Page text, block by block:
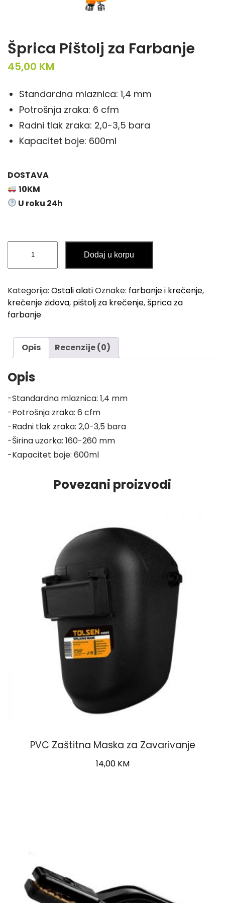
Šprica Pištolj za Farbanje
45,00 KM
Standardna mlaznica: 1,4 mm
Potrošnja zraka: 6 cfm
Radni tlak zraka: 2,0-3,5 bara
Kapacitet boje: 600ml
DOSTAVA
10KM
U roku 24h
za
količina
Dodaj u korpu
Kategorija: Ostali alatiOznake: farbanje i krečenje,
krečenje zidova, pištolj za krečenje,šprica za
farbanje
Opis Recenzije (0)
Opis
-Standardna mlaznica: 1,4 mm
-Potrošnja zraka: 6 cfm
-Radni tlak zraka: 2,0-3,5 bara
-Širina uzorka: 160-260 mm
-Kapacitet boje: 600ml
Povezani proizvodi
PVC Zaštitna Maska za Zavarivanje
14,00 KM